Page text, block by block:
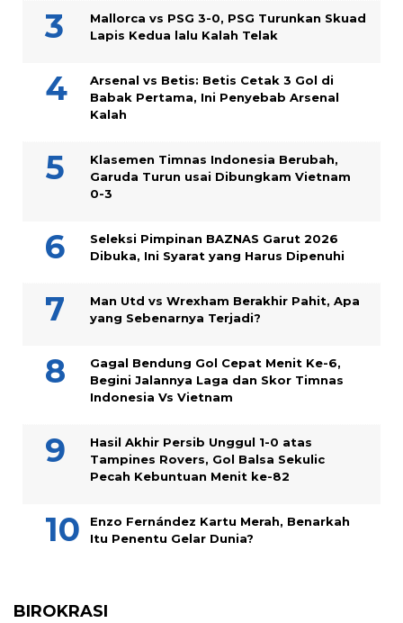
Mallorca vs PSG 3-0, PSG Turunkan Skuad
Lapis Kedua lalu Kalah Telak
Arsenal vs Betis: Betis Cetak 3 Gol di
Babak Pertama, Ini Penyebab Arsenal
Kalah
Klasemen Timnas Indonesia Berubah,
Garuda Turun usai Dibungkam Vietnam
0-3
Seleksi Pimpinan BAZNAS Garut 2026
Dibuka, Ini Syarat yang Harus Dipenuhi
Man Utd vs Wrexham Berakhir Pahit, Apa
yang Sebenarnya Terjadi?
Gagal Bendung Gol Cepat Menit Ke-6,
Begini Jalannya Laga dan Skor Timnas
Indonesia Vs Vietnam
Hasil Akhir Persib Unggul 1-0 atas
Tampines Rovers, Gol Balsa Sekulic
Pecah Kebuntuan Menit ke-82
Enzo Fernández Kartu Merah, Benarkah
Itu Penentu Gelar Dunia?
BIROKRASI